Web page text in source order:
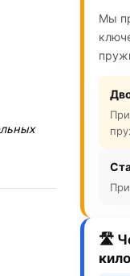
Мы
🛣️